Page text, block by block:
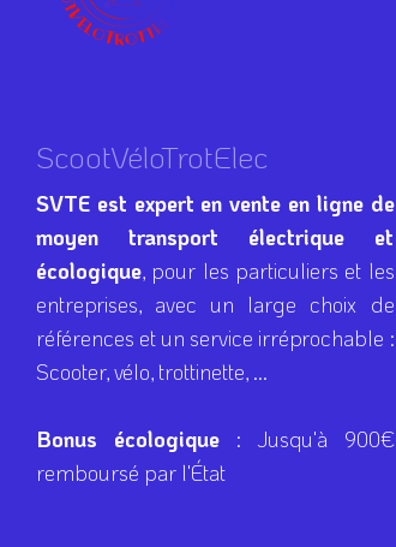
ScootVéloTrotElec
SVTE est expert en vente en ligne de
moyen transport électrique et
écologique, pour les particuliers et les
entreprises, avec un large choix de
références et un service irréprochable :
Scooter, vélo, trottinette, ...
Bonus écologique : Jusqu'à 900€
remboursé par l'État